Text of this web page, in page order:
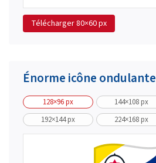
Télécharger80×60 px
Énorme icône ondulante
128×96 px 144×108 px
192×144 px
224×168 px